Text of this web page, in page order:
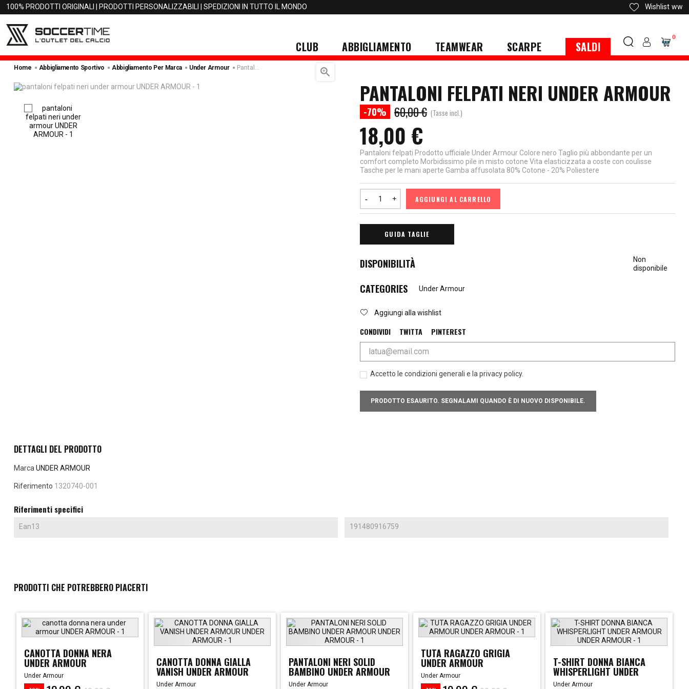
100% PRODOTTI ORIGINALI | PRODOTTI PERSONALIZZABILI | SPEDIZIONI IN TUTTO IL MONDO ww
Wishlist
CLUB ABBIGLIAMENTO TEAMWEAR SCARPE SALDI
0
Home Abbigliamento Sportivo Abbigliamento Per Marca Under Armour Pantaloni Felpati Neri Under Armour 
PANTALONI FELPATI NERI UNDER ARMOUR
-70% 60,00 €
18,00 €
(Tasse incl.)
Pantaloni felpati Prodotto ufficiale Under Armour Colore nero Taglio più abbondante per un
comfort completo Morbidissimo pile in misto cotone Vita elasticizzata a coste con coulisse
Tasche per le mani aperte Gamba affusolata 80% Cotone - 20% Poliestere
AGGIUNGI AL CARRELLO
GUIDA TAGLIE
DISPONIBILITÀ
Non
disponibile
CATEGORIES Under Armour
Aggiungi alla wishlist
CONDIVIDI TWITTA PINTEREST
Accetto le condizioni generali e la privacy policy.
PRODOTTO ESAURITO. SEGNALAMI QUANDO È DI NUOVO DISPONIBILE.
DETTAGLI DEL PRODOTTO
MarcaUNDER ARMOUR
Riferimento 1320740-001
Riferimenti specifici
Ean13 191480916759
PRODOTTI CHE POTREBBERO PIACERTI
CANOTTA DONNA NERA
UNDER ARMOUR
Under Armour
CANOTTA DONNA GIALLA
VANISH UNDER ARMOUR
Under Armour
PANTALONI NERI SOLID
BAMBINO UNDER ARMOUR
Under Armour
TUTA RAGAZZO GRIGIA
UNDER ARMOUR
Under Armour
T-SHIRT DONNA BIANCA
WHISPERLIGHT UNDER
ARMOUR
Under Armour